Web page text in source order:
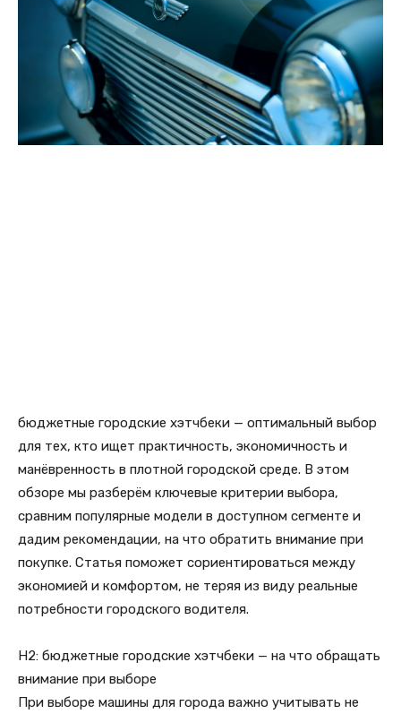
бюджетные городские хэтчбеки — оптимальный выбор
для тех, кто ищет практичность, экономичность и
манёвренность в плотной городской среде. В этом
обзоре мы разберём ключевые критерии выбора,
сравним популярные модели в доступном сегменте и
дадим рекомендации, на что обратить внимание при
покупке. Статья поможет сориентироваться между
экономией и комфортом, не теряя из виду реальные
потребности городского водителя.
H2: бюджетные городские хэтчбеки — на что обращать
внимание при выборе
При выборе машины для города важно учитывать не